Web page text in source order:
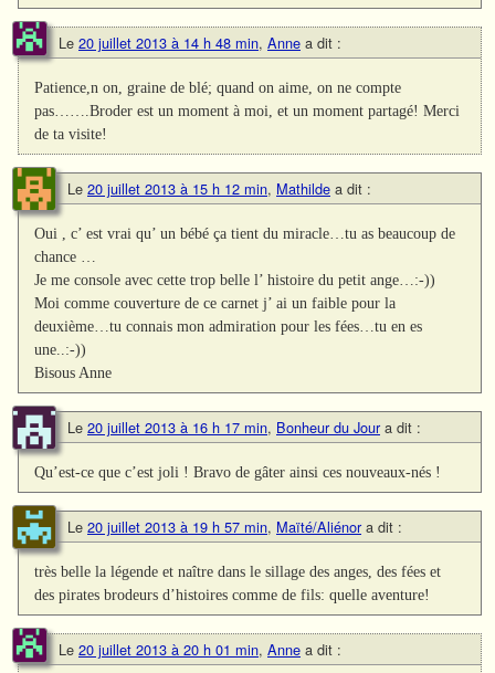
Le 20 juillet 2013 à 14 h 48 min, Anne a dit :
Patience,n on, graine de blé; quand on aime, on ne compte
pas…….Broder est un moment à moi, et un moment partagé! Merci
de ta visite!
Le 20 juillet 2013 à 15 h 12 min, Mathilde a dit :
Oui , c’ est vrai qu’ un bébé ça tient du miracle…tu as beaucoup de
chance …
Je me console avec cette trop belle l’ histoire du petit ange…:-))
Moi comme couverture de ce carnet j’ ai un faible pour la
deuxième…tu connais mon admiration pour les fées…tu en es
une..:-))
Bisous Anne
Le 20 juillet 2013 à 16 h 17 min, Bonheur du Jour a dit :
Qu’est-ce que c’est joli ! Bravo de gâter ainsi ces nouveaux-nés !
Le 20 juillet 2013 à 19 h 57 min, Maïté/Aliénor a dit :
très belle la légende et naître dans le sillage des anges, des fées et
des pirates brodeurs d’histoires comme de fils: quelle aventure!
Le 20 juillet 2013 à 20 h 01 min, Anne a dit :